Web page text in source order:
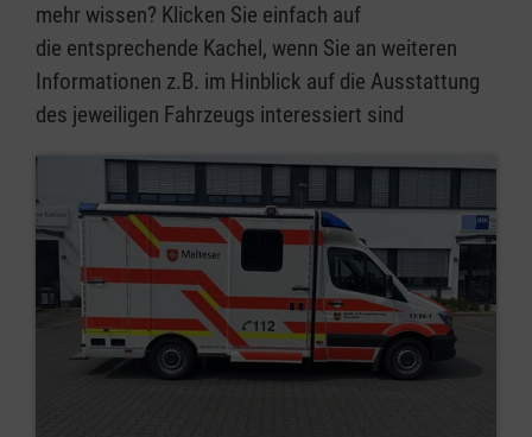
mehr wissen? Klicken Sie einfach auf
die entsprechende Kachel, wenn Sie an weiteren
Informationen z.B. im Hinblick auf die Ausstattung
des jeweiligen Fahrzeugs interessiert sind